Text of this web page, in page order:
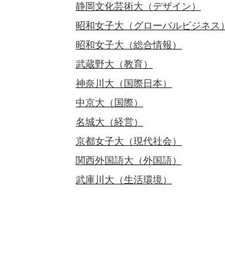
静岡文化芸術大（デザイン）
昭和女子大（グローバルビジネス）
昭和女子大（総合情報）
武蔵野大（教育）
神奈川大（国際日本）
中京大（国際）
名城大（経営）
京都女子大（現代社会）
関西外国語大（外国語）
武庫川大（生活環境）